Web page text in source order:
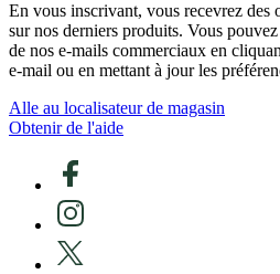
En vous inscrivant, vous recevrez des
sur nos derniers produits. Vous
de nos e-mails commerciaux en
e-mail ou en mettant à jour les
Alle au localisateur de magasin
Obtenir de l'aide